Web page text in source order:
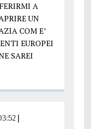
A
UN
COM E’
EUROPEI
SAREI